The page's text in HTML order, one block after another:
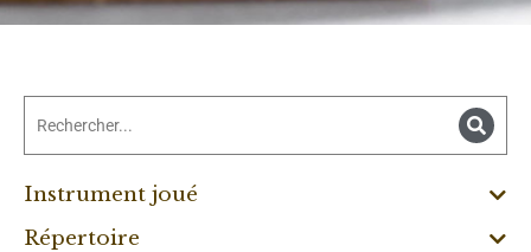
Instrument joué
Répertoire